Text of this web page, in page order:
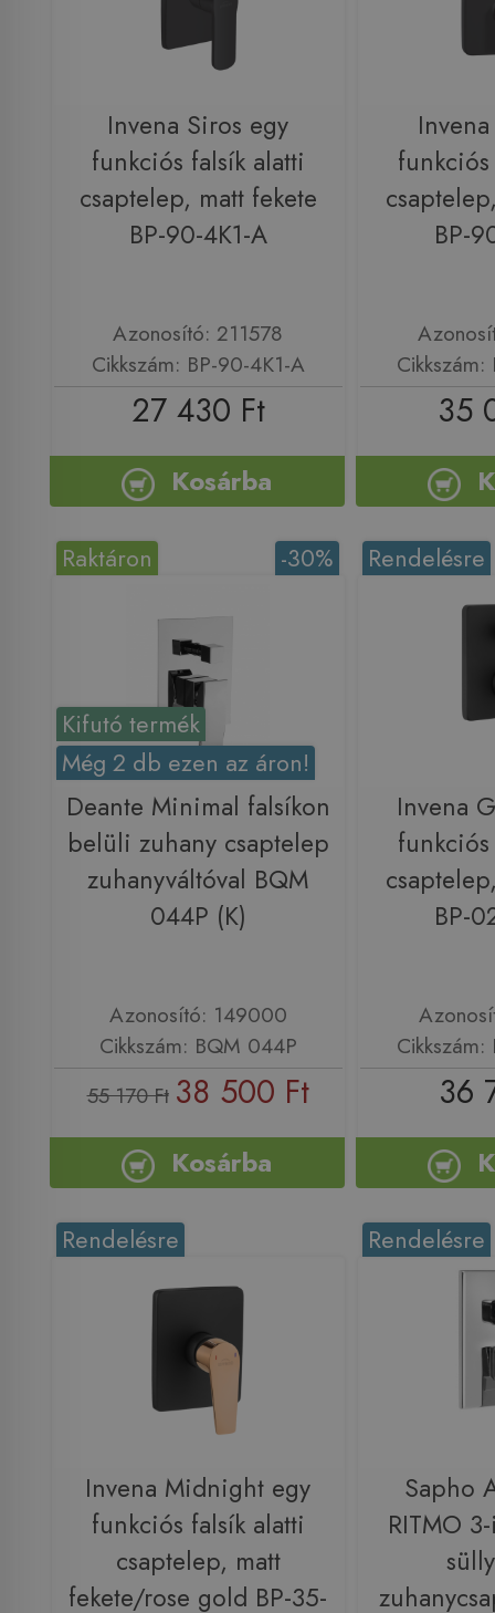
Invena Siros egy
funkciós falsík alatti
csaptelep, matt fekete
BP-90-4K1-A
Azonosító: 211578
Cikkszám: BP-90-4K1-A
27 430 Ft
Kosárba
BP-
35
Kifutó termék
Még 2 db ezen az áron!
-30%
Raktáron
Deante Minimal falsíkon
belüli zuhany csaptelep
zuhanyváltóval BQM
044P (K)
Azonosító: 149000
Cikkszám: BQM 044P
55 170 Ft 38 500 Ft
Kosárba
Rendelésre
Invena
BP-
36
Rendelésre
Invena Midnight egy
funkciós falsík alatti
csaptelep, matt
fekete/rose gold BP-35-
Rendelésre
Sapho
RITMO